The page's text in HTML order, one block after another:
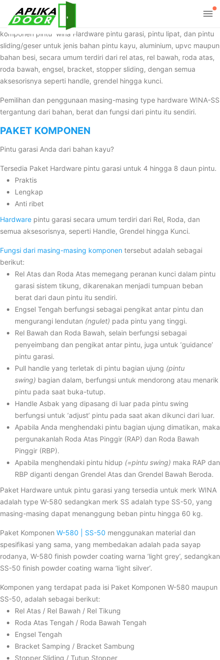
komponen pintu wina Hardware pintu garasi, pintu lipat, dan pintu
sliding/geser untuk jenis bahan pintu kayu, aluminium, upvc maupun
bahan besi, secara umum terdiri dari rel atas, rel bawah, roda atas,
roda bawah, engsel, bracket, stopper sliding, dengan semua
aksesorisnya seperti handle, grendel hingga kunci.
Pemilihan dan penggunaan masing-masing type hardware WINA-SS
tergantung dari bahan, berat dan fungsi dari pintu itu sendiri.
PAKET KOMPONEN
Pintu garasi Anda dari bahan kayu?
Tersedia Paket Hardware pintu garasi untuk 4 hingga 8 daun pintu.
Praktis
Lengkap
Anti ribet
Hardware pintu garasi secara umum terdiri dari Rel, Roda, dan
semua aksesorisnya, seperti Handle, Grendel hingga Kunci.
Fungsi dari masing-masing komponen tersebut adalah sebagai
berikut:
Rel Atas dan Roda Atas memegang peranan kunci dalam pintu
garasi sistem tikung, dikarenakan menjadi tumpuan beban
berat dari daun pintu itu sendiri.
Engsel Tengah berfungsi sebagai pengikat antar pintu dan
mengurangi lendutan (ngulet) pada pintu yang tinggi.
Rel Bawah dan Roda Bawah, selain berfungsi sebagai
penyeimbang dan pengikat antar pintu, juga untuk ‘guidance’
pintu garasi.
Pull handle yang terletak di pintu bagian ujung (pintu
swing) bagian dalam, berfungsi untuk mendorong atau menarik
pintu pada saat buka-tutup.
Handle Asbak yang dipasang di luar pada pintu swing
berfungsi untuk ‘adjust’ pintu pada saat akan dikunci dari luar.
Apabila Anda menghendaki pintu bagian ujung dimatikan, maka
pergunakanlah Roda Atas Pinggir (RAP) dan Roda Bawah
Pinggir (RBP).
Apabila menghendaki pintu hidup (=pintu swing) maka RAP dan
RBP diganti dengan Grendel Atas dan Grendel Bawah Beroda.
Paket Hardware untuk pintu garasi yang tersedia untuk merk WINA
adalah type W-580 sedangkan merk SS adalah type SS-50, yang
masing-masing dapat menanggung beban pintu hingga 60 kg.
Paket Komponen W-580 | SS-50 menggunakan material dan
spesifikasi yang sama, yang membedakan adalah pada sayap
rodanya, W-580 finish powder coating warna ‘light grey’, sedangkan
SS-50 finish powder coating warna ‘light silver’.
Komponen yang terdapat pada isi Paket Komponen W-580 maupun
SS-50, adalah sebagai berikut:
Rel Atas / Rel Bawah / Rel Tikung
Roda Atas Tengah / Roda Bawah Tengah
Engsel Tengah
Bracket Samping / Bracket Sambung
Stopper Sliding / Tutup Stopper